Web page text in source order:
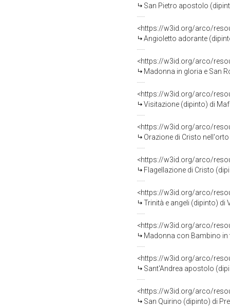
San Pietro apostolo
<https://w3id.org/arco/
Angioletto adorante
<https://w3id.org/arco/
Madonna in gloria e San
<https://w3id.org/arco/
Visitazione (dipinto) di
<https://w3id.org/arco/
Orazione di Cristo
<https://w3id.org/arco/
Flagellazione di Cristo
<https://w3id.org/arco/
Trinità e angeli (dipinto) di
<https://w3id.org/arco/
Madonna con Bambino
<https://w3id.org/arco/
Sant'Andrea apostolo
<https://w3id.org/arco/
San Quirino (dipinto) di